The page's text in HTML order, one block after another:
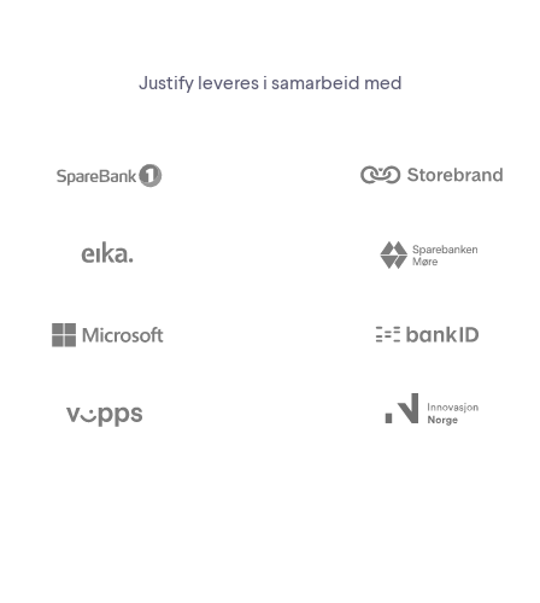
Justify leveres i samarbeid med